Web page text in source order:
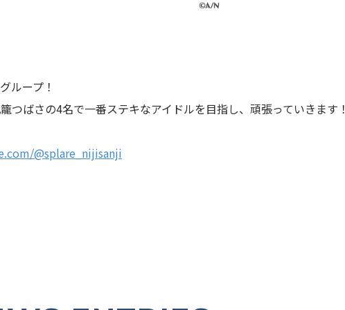
ループ！
つばさの4名で一番ステキなアイドルを目指し、頑張っていきます！
@splare_nijisanji